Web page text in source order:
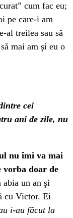
cum fac eu;
pe care-i am
al treilea sau să
mai am şi eu o
cei
ani de zile, nu
nu îmi va mai
vorba doar de
abia un an şi
cu Victor. Ei
i-au făcut la